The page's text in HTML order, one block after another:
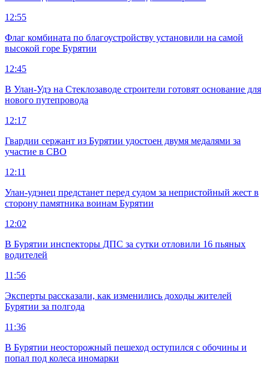
12:55
Флаг комбината по благоустройству установили на самой
высокой горе Бурятии
12:45
В Улан-Удэ на Стеклозаводе строители готовят основание для
нового путепровода
12:17
Гвардии сержант из Бурятии удостоен двумя медалями за
участие в СВО
12:11
Улан-удэнец предстанет перед судом за непристойный жест в
сторону памятника воинам Бурятии
12:02
В Бурятии инспекторы ДПС за сутки отловили 16 пьяных
водителей
11:56
Эксперты рассказали, как изменились доходы жителей
Бурятии за полгода
11:36
В Бурятии неосторожный пешеход оступился с обочины и
попал под колеса иномарки